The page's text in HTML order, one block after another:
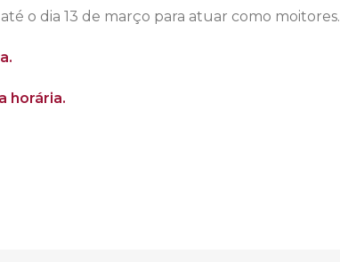
o dia 13 de março para atuar como moitores.
horária.